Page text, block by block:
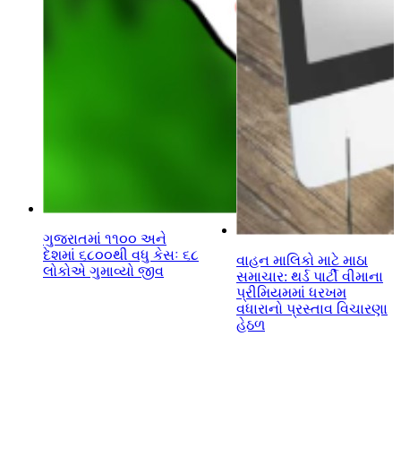
ગુજરાતમાં ૧૧૦૦ અને
દેશમાં ૬૮૦૦થી વધુ કેસઃ ૬૮
લોકોએ ગુમાવ્યો જીવ
વાહન માલિકો માટે માઠા
સમાચાર: થર્ડ પાર્ટી વીમાના
પ્રીમિયમમાં ધરખમ
વધારાનો પ્રસ્તાવ વિચારણા
હેઠળ